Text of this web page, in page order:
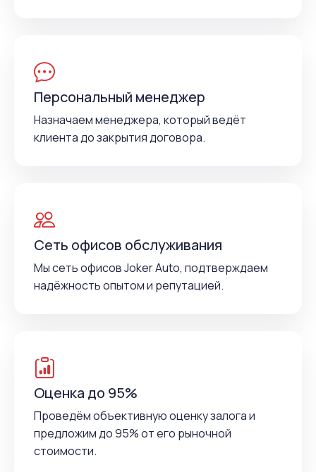
Персональный менеджер
Назначаем менеджера, который ведёт
клиента до закрытия договора.
Сеть офисов обслуживания
Мы сеть офисов Joker Auto, подтверждаем
надёжность опытом и репутацией.
Оценка до 95%
Проведём объективную оценку залога и
предложим до 95% от его рыночной
стоимости.